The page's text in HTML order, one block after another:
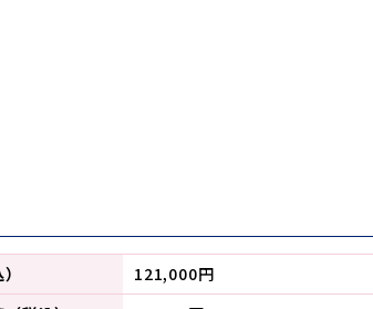
121,000円